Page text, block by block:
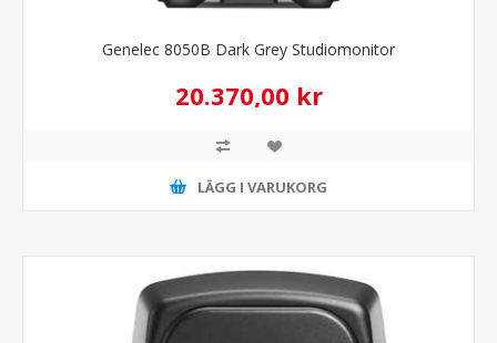
Genelec 8050B Dark Grey Studiomonitor
20.370,00 kr
LÄGG I VARUKORG